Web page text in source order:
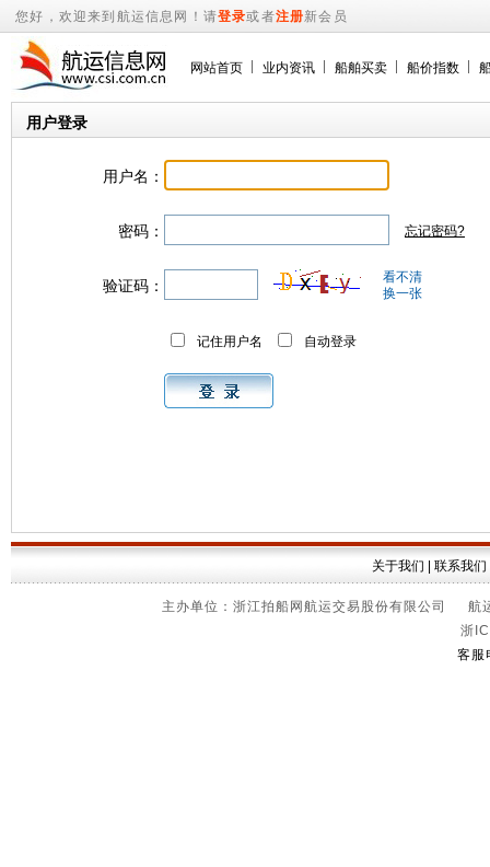
您好，欢迎来到航运信息网！请登录或者注册新会员
网站首页 业内资讯 船舶买卖 船价指数
用户登录
用户名：
密码： 忘记密码?
验证码：
看不清
换一张
记住用户名 自动登录
关于我们 联系我们
主办单位：浙江拍船网航运交易股份有限公司
浙
客服